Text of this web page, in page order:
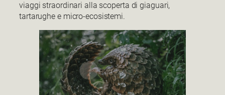
viaggi straordinari alla scoperta di giaguari,
tartarughe e micro-ecosistemi.